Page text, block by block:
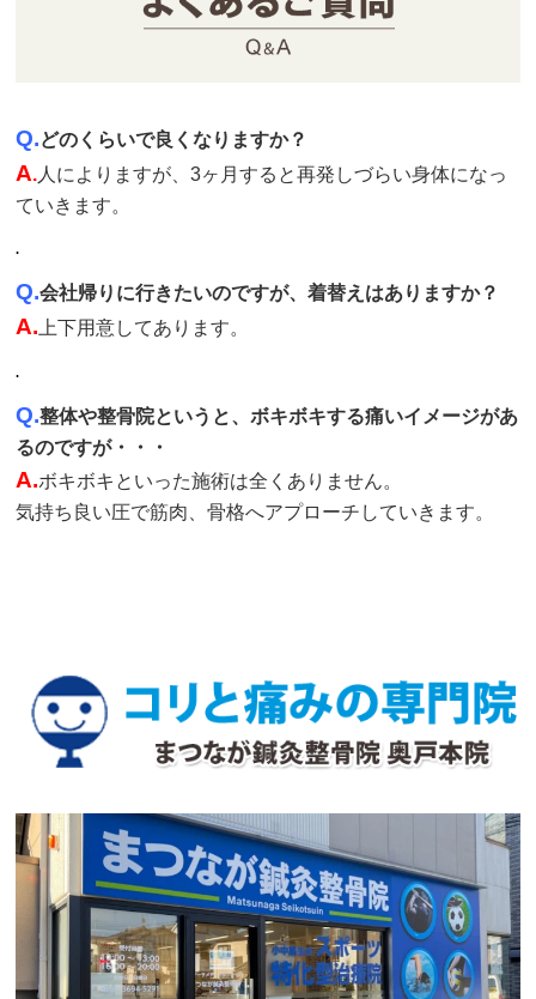
Q.どのくらいで良くなりますか？
A. 人によりますが、3ヶ月すると再発しづらい身体になっ
ていきます。
.
Q.会社帰りに行きたいのですが、着替えはありますか？
A. 上下用意してあります。
.
Q.整体や整骨院というと、ボキボキする痛いイメージがあ
るのですが・・・
A.ボキボキといった施術は全くありません。
気持ち良い圧で筋肉、骨格へアプローチしていきます。